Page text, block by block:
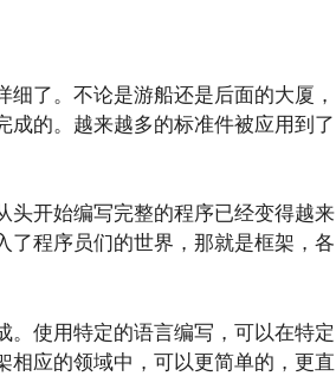
了。不论是游船还是后面的大厦，
的。越来越多的标准件被应用到了
头开始编写完整的程序已经变得越来
了程序员们的世界，那就是框架，各
使用特定的语言编写，可以在特定
相应的领域中，可以更简单的，更直